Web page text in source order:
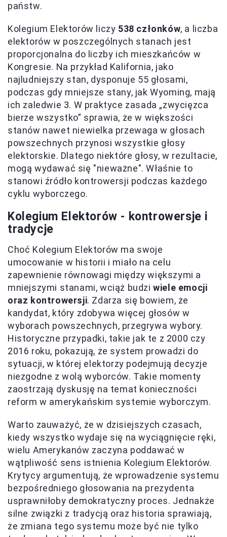
państw.
Kolegium Elektorów liczy 538 członków, a liczba
elektorów w poszczególnych stanach jest
proporcjonalna do liczby ich mieszkańców w
Kongresie. Na przykład Kalifornia, jako
najludniejszy stan, dysponuje 55 głosami,
podczas gdy mniejsze stany, jak Wyoming, mają
ich zaledwie 3. W praktyce zasada „zwycięzca
bierze wszystko” sprawia, że w większości
stanów nawet niewielka przewaga w głosach
powszechnych przynosi wszystkie głosy
elektorskie. Dlatego niektóre głosy, w rezultacie,
mogą wydawać się "nieważne". Właśnie to
stanowi źródło kontrowersji podczas każdego
cyklu wyborczego.
Kolegium Elektorów - kontrowersje i
tradycje
Choć Kolegium Elektorów ma swoje
umocowanie w historii i miało na celu
zapewnienie równowagi między większymi a
mniejszymi stanami, wciąż budziwiele emocji
oraz kontrowersji. Zdarza się bowiem, że
kandydat, który zdobywa więcej głosów w
wyborach powszechnych, przegrywa wybory.
Historyczne przypadki, takie jak te z 2000 czy
2016 roku, pokazują, że system prowadzi do
sytuacji, w której elektorzy podejmują decyzje
niezgodne z wolą wyborców. Takie momenty
zaostrzają dyskusję na temat konieczności
reform w amerykańskim systemie wyborczym.
Warto zauważyć, że w dzisiejszych czasach,
kiedy wszystko wydaje się na wyciągnięcie ręki,
wielu Amerykanów zaczyna poddawać w
wątpliwość sens istnienia Kolegium Elektorów.
Krytycy argumentują, że wprowadzenie systemu
bezpośredniego głosowania na prezydenta
usprawniłoby demokratyczny proces. Jednakże
silne związki z tradycją oraz historia sprawiają,
że zmiana tego systemu może być nie tylko